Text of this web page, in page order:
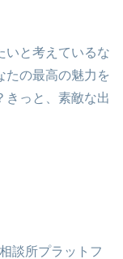
いと考えているな
たの最高の魅力を
きっと、素敵な出
談所プラットフ